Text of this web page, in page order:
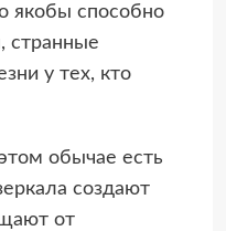
якобы способно
странные
у тех, кто
обычае есть
создают
от